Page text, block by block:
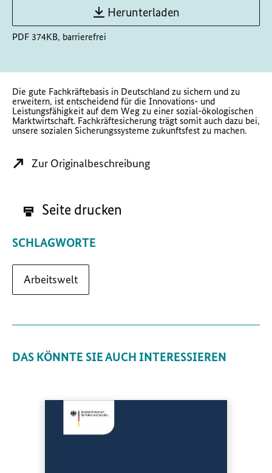
Herunterladen
PDF 374KB, barrierefrei
Die gute Fachkräftebasis in Deutschland zu sichern und zu
erweitern, ist ent­scheidend für die Innovations- und
Leistungsfähigkeit auf dem Weg zu einer sozial-ökologischen
Marktwirtschaft. Fachkräftesicherung trägt somit auch dazu bei,
unsere sozialen Sicherungssysteme zukunftsfest zu machen.
Zur Originalbeschreibung
Seite drucken
SCHLAGWORTE
Arbeitswelt
DAS KÖNNTE SIE AUCH INTERESSIEREN